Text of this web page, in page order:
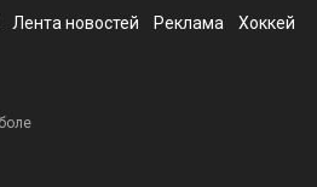
Лента новостей Реклама Хоккей